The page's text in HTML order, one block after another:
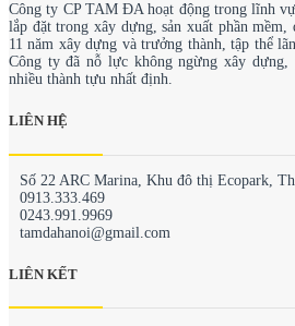
Công ty CP TAM ĐA hoạt động trong lĩnh
lắp đặt trong xây dựng, sản xuất phần
11 năm xây dựng và trưởng thành, tập thể
Công ty đã nỗ lực không ngừng xây
nhiều thành tựu nhất định.
LIÊN HỆ
Số 22 ARC Marina, Khu đô thị Ecopark,
0913.333.469
0243.991.9969
tamdahanoi@gmail.com
LIÊN KẾT